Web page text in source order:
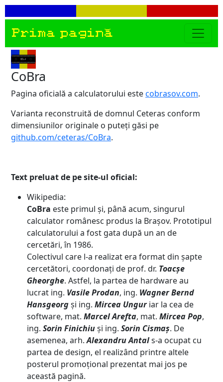
Prima pagină
CoBra
Pagina oficială a calculatorului estecobrasov.com.
Varianta reconstruită de domnul Ceteras conform
dimensiunilor originale o puteți găsi pe
github.com/ceteras/CoBra.
Text preluat de pe site-ul oficial:
Wikipedia:
CoBra este primul şi, până acum, singurul
calculator românesc produs la Braşov. Prototipul
calculatorului a fost gata după un an de
cercetări, în 1986.
Colectivul care l-a realizat era format din şapte
cercetători, coordonaţi de prof. dr. Toacşe
Gheorghe. Astfel, la partea de hardware au
lucrat ing. Vasile Prodan, ing. Wagner Bernd
Hansgeorgşi ing. Mircea Unguriar la cea de
software, mat. Marcel Arefta, mat. Mircea Pop,
ing. Sorin Finichiuşi ing. Sorin Cismaş. De
asemenea, arh.Alexandru Antals-a ocupat cu
partea de design, el realizând printre altele
posterul promoţional prezentat mai jos pe
această pagină.